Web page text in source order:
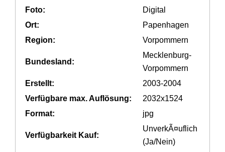
Foto:
Digital
Ort:
Papenhagen
Region:
Vorpommern
Bundesland:
Mecklenburg-
Vorpommern
Erstellt:
2003-2004
Verfügbare max. Auflösung:
2032x1524
Format:
jpg
Verfügbarkeit Kauf:
UnverkÃ¤uflich
(Ja/Nein)